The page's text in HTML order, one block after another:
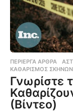
ΠΕΡΊΕΡΓΑ ΆΡΘΡΑ
ΚΑΘΑΡΙΣΜΌΣ
Γνωρίστε
(Βίντεο)